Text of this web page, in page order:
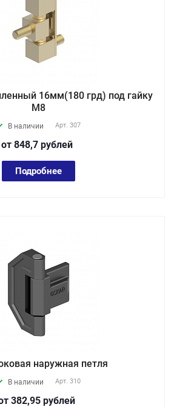
16мм(180 грд) под гайку
М8
В наличии Арт. 307
от 848,7 рублей
Подробнее
наружная петля
В наличии Арт. 310
382,95 рублей